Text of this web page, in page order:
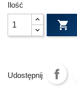
Ilość

Udostępnij